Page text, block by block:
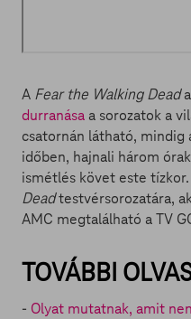
A Fear the Walking Dead
durranása a sorozatok a
csatornán látható,
időben, hajnali három
ismétlés követ este
Deadtestvérsorozatára,
AMC megtalálható a TV
TOVÁBBI
- Olyat mutatnak, amit